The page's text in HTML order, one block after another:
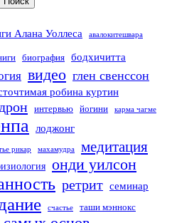
Алана Уоллеса авалокитешвара
биография бодхичитта
видео глен свенссон
робина куртин
интервью йогини карма чагме
лоджонг
рикар махамудра медитация
онди уилсон
ретрит семинар
счастье таши мэннокс